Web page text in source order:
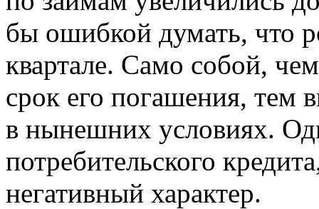
бы ошибкой думать, что
квартале. Само собой,
срок его погашения, тем
в нынешних условиях.
потребительского
негативный характер.